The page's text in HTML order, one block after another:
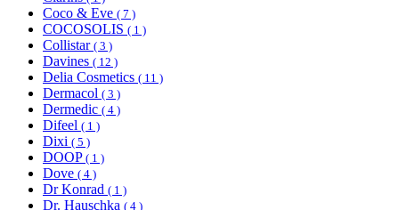
Coco & Eve ( 7 )
COCOSOLIS ( 1 )
Collistar ( 3 )
Davines ( 12 )
Delia Cosmetics ( 11 )
Dermacol ( 3 )
Dermedic ( 4 )
Difeel ( 1 )
Dixi ( 5 )
DOOP ( 1 )
Dove ( 4 )
Dr Konrad ( 1 )
Dr. Hauschka ( 4 )